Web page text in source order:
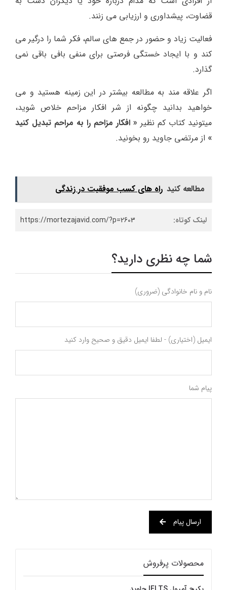
ﻗﻀﺎﻭﺕ، ﭘﯿﺸﺪﺍﻭﺭﯼ ﻭ ﺍﺭﺯﯾﺎﺑﯽ ﻣﯽ ﺯﻧﻨﺪ.
ﻓﻌﺎﻟﯿﺖ ﺯﯾﺎﺩ ﻭ ﺣﻀﻮﺭ ﺩﺭ ﺟﻤﻊ ﻫﺎﯼ ﺳﺎﻟﻢ، ﻓﮑﺮ ﺷﻤﺎ ﺭﺍ ﺩﺭﮔﯿﺮ ﻣﯽ
ﮐﻨﺪ ﻭ ﺑﺎ ﺍﯾﺠﺎﺩ ﺧﺴﺘﮕﯽ ﻓﺮﺻﺘﯽ ﺑﺮﺍﯼ ﻣﻨﻔﯽ ﺑﺎﻓﯽ ﺑﺎﻗﯽ ﻧﻤﯽ
ﮔﺬﺍﺭﺩ.
اگر علاقه مند به مطالعه بیشتر در این زمینه هستید و می
خواهید بدانید چگونه از شر افکار مزاحم خلاص شوید،
میتونید کتاب کم نظیر « افکار مزاحم را به مراحم تبدیل کنید
» از مرتضی جاوید رو بخونید.
مطالعه کنید راه های کسب موفقیت در زندگی
لینک کوتاه: https://mortezajavid.com/?p=2603
شما چه نظری دارید؟
نام و نام خانوادگی (ضروری)
ایمیل (اختیاری) - لطفا ایمیل دقیق و صحیح وارد کنید
پیام شما
ارسال پیام
محصولات پرفروش